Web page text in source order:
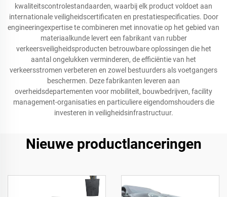
kwaliteitscontrolestandaarden, waarbij elk product voldoet aan
internationale veiligheidscertificaten en prestatiespecificaties. Door
engineeringexpertise te combineren met innovatie op het gebied van
materiaalkunde levert een fabrikant van rubber
verkeersveiligheidsproducten betrouwbare oplossingen die het
aantal ongelukken verminderen, de efficiëntie van het
verkeersstromen verbeteren en zowel bestuurders als voetgangers
beschermen. Deze fabrikanten leveren aan
overheidsdepartementen voor mobiliteit, bouwbedrijven, facility
management-organisaties en particuliere eigendomshouders die
investeren in veiligheidsinfrastructuur.
Nieuwe productlanceringen